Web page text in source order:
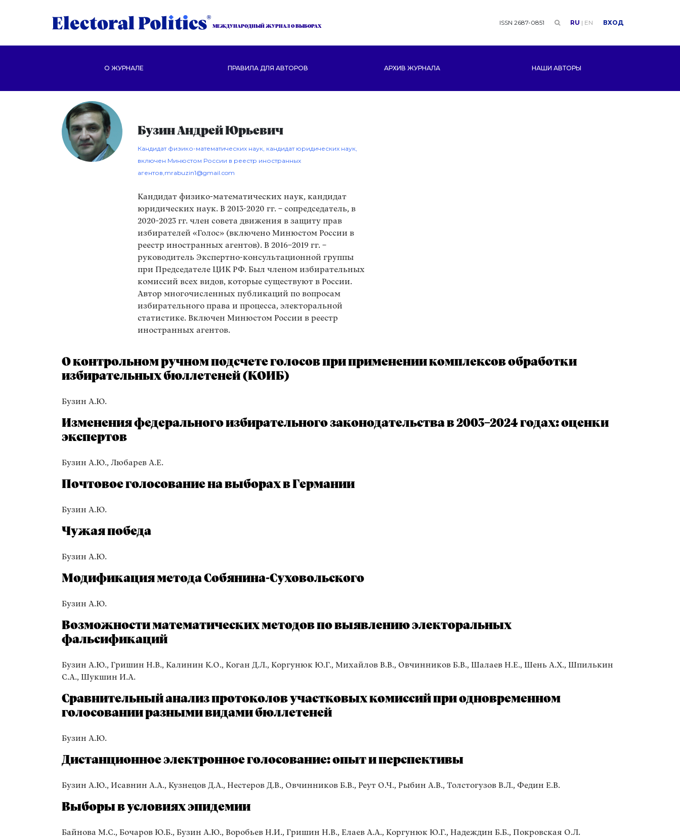
МЕЖДУНАРОДНЫЙ ЖУРНАЛ О ВЫБОРАХ ISSN 2687-0851 RU | EN ВХОД
О ЖУРНАЛЕ ПРАВИЛА ДЛЯ АВТОРОВ АРХИВ ЖУРНАЛА НАШИ АВТОРЫ
Бузин Андрей Юрьевич
Кандидат физико-математических наук, кандидат юридических наук,
включен Минюстом России в реестр иностранных
агентов,mrabuzin1@gmail.com
Кандидат физико-математических наук, кандидат
юридических наук. В 2013-2020 гг. – сопредседатель, в
2020-2023 гг. член совета движения в защиту прав
избирателей «Голос» (включено Минюстом России в
реестр иностранных агентов). В 2016–2019 гг. –
руководитель Экспертно-консультационной группы
при Председателе ЦИК РФ. Был членом избирательных
комиссий всех видов, которые существуют в России.
Автор многочисленных публикаций по вопросам
избирательного права и процесса, электоральной
статистике. Включен Минюстом России в реестр
иностранных агентов.
О контрольном ручном подсчете голосов при применении комплексов обработки
избирательных бюллетеней (КОИБ)
Бузин А.Ю.
Изменения федерального избирательного законодательства в 2003–2024 годах: оценки
экспертов
Бузин А.Ю., Любарев А.Е.
Почтовое голосование на выборах в Германии
Бузин А.Ю.
Чужая победа
Бузин А.Ю.
Модификация метода Собянина-Суховольского
Бузин А.Ю.
Возможности математических методов по выявлению электоральных
фальсификаций
Бузин А.Ю., Гришин Н.В., Калинин К.О., Коган Д.Л., Коргунюк Ю.Г., Михайлов В.В., Овчинников Б.В., Шалаев Н.Е., Шень А.Х., Шпилькин
С.А., Шукшин И.А.
Сравнительный анализ протоколов участковых комиссий при одновременном
голосовании разными видами бюллетеней
Бузин А.Ю.
Дистанционное электронное голосование: опыт и перспективы
Бузин А.Ю., Исавнин А.А., Кузнецов Д.А., Нестеров Д.В., Овчинников Б.В., Реут О.Ч., Рыбин А.В., Толстогузов В.Л., Федин Е.В.
Выборы в условиях эпидемии
Байнова М.С., Бочаров Ю.Б., Бузин А.Ю., Воробьев Н.И., Гришин Н.В., Елаев А.А., Коргунюк Ю.Г., Надеждин Б.Б., Покровская О.Л.